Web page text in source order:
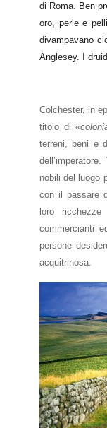
di Roma. Ben
oro, perle e
divampavano
Anglesey. I
Colchester, in
titolo di «
terreni, beni e
nobili del luogo
con il passare
loro
commercianti
persone
acquitrinosa.
Experience
In order for
possible
during your
visit. If you
cookies,
some
functionality
from the
website.
By sharing
your
interests
behavior as
you visit our
site, you
increase the
chance of